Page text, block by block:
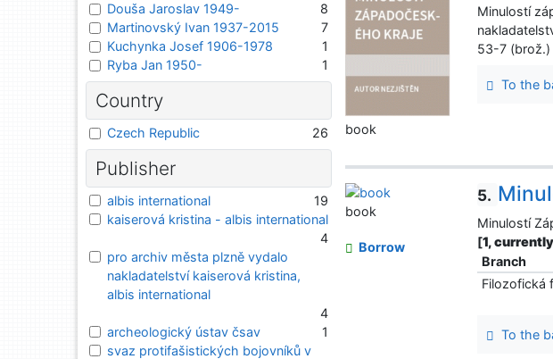
Minulostí
53-7
To the
book
5.
Minulostí
[1,
Branch
Filozofická
To the
book
Borrow
Douša Jaroslav 1949-
8
Martinovský Ivan 1937-2015
7
Kuchynka Josef 1906-1978
1
Ryba Jan 1950-
1
Country
Czech Republic 26
Publisher
albis international
19
kaiserová kristina - albis international
4
pro archiv města plzně vydalo
nakladatelství kaiserová kristina,
albis international
4
archeologický ústav čsav
1
svaz protifašistických bojovníků v